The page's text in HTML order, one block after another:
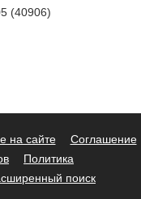
(40906)
на сайте
Соглашение
Политика
поиск